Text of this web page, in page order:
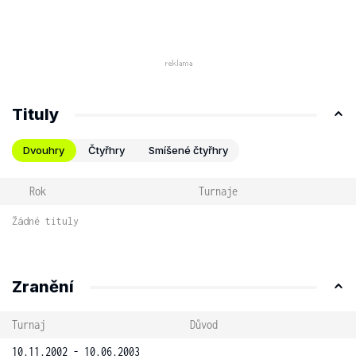
Tituly
Dvouhry Čtyřhry Smíšené čtyřhry
Rok Turnaje
Žádné tituly
Zranění
Turnaj
Důvod
10.11.2002 - 10.06.2003